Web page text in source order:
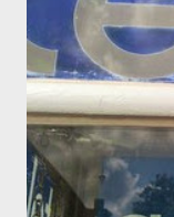
lekkere muziek tot
carillonveld van de
Babylonische